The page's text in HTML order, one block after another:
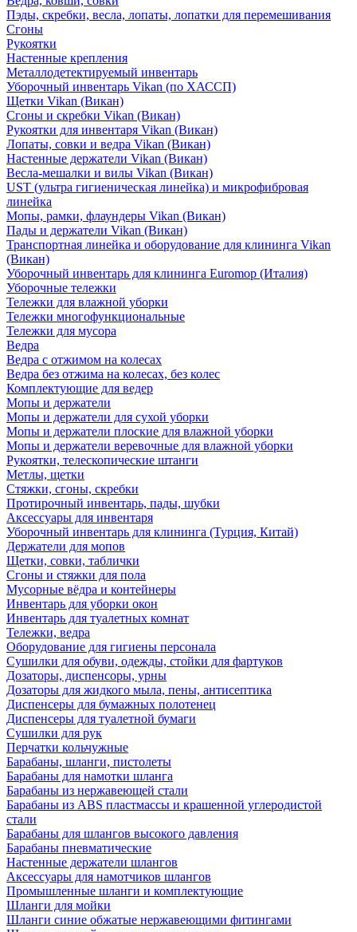
Пэды, скребки, весла, лопаты, лопатки для перемешивания
Сгоны
Рукоятки
Настенные крепления
Металлодетектируемый инвентарь
Уборочный инвентарь Vikan (по ХАССП)
Щетки Vikan (Викан)
Сгоны и скребки Vikan (Викан)
Рукоятки для инвентаря Vikan (Викан)
Лопаты, совки и ведра Vikan (Викан)
Настенные держатели Vikan (Викан)
Весла-мешалки и вилы Vikan (Викан)
UST (ультра гигиеническая линейка) и микрофибровая
линейка
Мопы, рамки, флаундеры Vikan (Викан)
Пады и держатели Vikan (Викан)
Транспортная линейка и оборудование для клининга Vikan
(Викан)
Уборочный инвентарь для клининга Euromop (Италия)
Уборочные тележки
Тележки для влажной уборки
Тележки многофункциональные
Тележки для мусора
Ведра
Ведра с отжимом на колесах
Ведра без отжима на колесах, без колес
Комплектующие для ведер
Мопы и держатели
Мопы и держатели для сухой уборки
Мопы и держатели плоские для влажной уборки
Мопы и держатели веревочные для влажной уборки
Рукоятки, телескопические штанги
Метлы, щетки
Стяжки, сгоны, скребки
Протирочный инвентарь, пады, шубки
Аксессуары для инвентаря
Уборочный инвентарь для клининга (Турция, Китай)
Держатели для мопов
Щетки, совки, таблички
Сгоны и стяжки для пола
Мусорные вёдра и контейнеры
Инвентарь для уборки окон
Инвентарь для туалетных комнат
Тележки, ведра
Оборудование для гигиены персонала
Сушилки для обуви, одежды, стойки для фартуков
Дозаторы, диспенсоры, урны
Дозаторы для жидкого мыла, пены, антисептика
Диспенсеры для бумажных полотенец
Диспенсеры для туалетной бумаги
Сушилки для рук
Перчатки кольчужные
Барабаны, шланги, пистолеты
Барабаны для намотки шланга
Барабаны из нержавеющей стали
Барабаны из ABS пластмассы и крашенной углеродистой
стали
Барабаны для шлангов высокого давления
Барабаны пневматические
Настенные держатели шлангов
Аксессуары для намотчиков шлангов
Промышленные шланги и комплектующие
Шланги для мойки
Шланги синие обжатые нержавеющими фитингами